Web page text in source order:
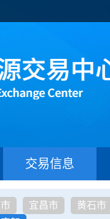
交易信息
宜昌市
黄石市